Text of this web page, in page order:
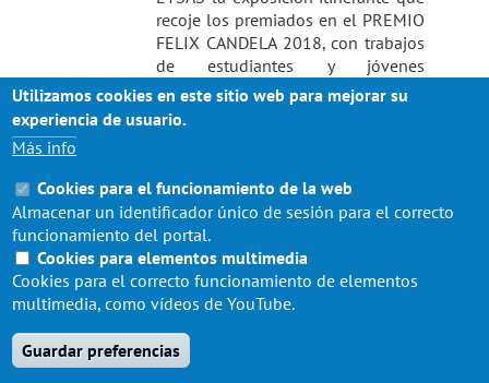
recoje los premiados en el PREMIO
FELIX CANDELA 2018, con trabajos
de estudiantes y jóvenes
arquitectos mejicanos.
Se trata de una exposición
Instituto Español de Arquitectura
IESARQ.
Para mas info
http://www.premiofelixcandela.mx/
Utilizamos cookies en este sitio web para mejorar su
experiencia de usuario.
Más info
Cookies para el funcionamiento de la web
Almacenar un identificador único de sesión para el correcto
funcionamiento del portal.
Cookies para elementos multimedia
Cookies para el correcto funcionamiento de elementos
multimedia, como vídeos de YouTube.
Guardar preferencias